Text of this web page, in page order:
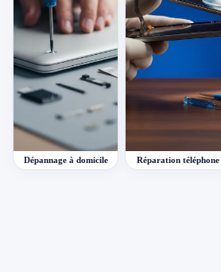
Dépannage à domicile Réparation téléphone